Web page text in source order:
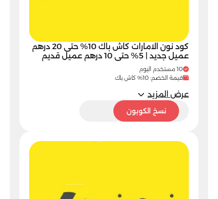
كود نون الامارات كاش باك 10% حتى 20 درهم
عميل جديد | 5% حتى 10 درهم عميل قديم
10 مستخدم اليوم
قيمة الخصم: 10% كاش باك
عرض المزيد
VG75نسخ الكوبون